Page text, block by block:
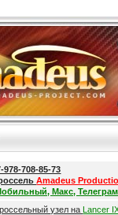
978-708-85-73
Amadeus
Макс, Телеграм
узел на Lancer